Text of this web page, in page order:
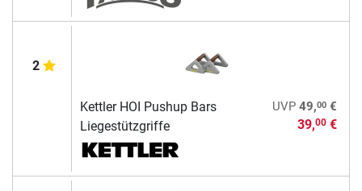
2
Kettler HOI Pushup Bars
Liegestützgriffe
UVP 49,00€
39,00€